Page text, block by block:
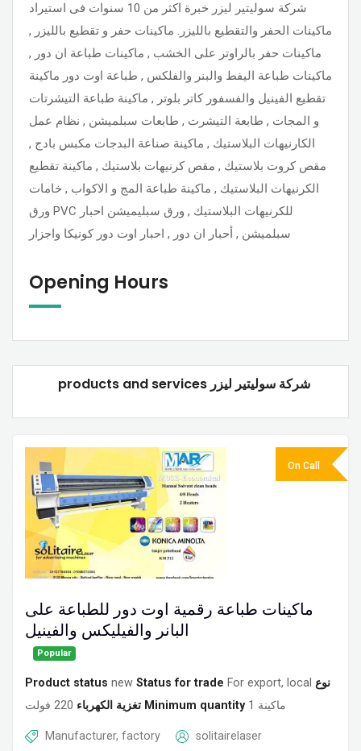
شركة سوليتير ليزر خبرة اكثر من 10 سنوات فى استيراد
ماكينات الحفر والتقطيع بالليزر. ماكينات حفر و تقطيع بالليزر ,
ماكينات حفر بالراوتر على الخشب , ماكينات طباعة ان دور ,
ماكينات طباعة اليفط والبنر والفلكس , طباعة اوت دور ماكينة
تقطيع الفينيل والفسفور كاتر بلوتر , ماكينة طباعة التيشرتات
و المجات , طابعة التيشرت , طابعات سبلميشن , نظام عمل
الكارنيهات البلاستيك , ماكينة صناعة البدجات مكبس بادج ,
مقص كروت بلاستيك , مقص كرنيهات بلاستيك , ماكينة تقطيع
الكرنيهات البلاستيك , ماكينة طباعة المج و الاكواب , خامات
ورق PVC للكرنيهات البلاستيك , ورق سبليميشن احبار
سبلميشن , أحبار ان دور , احبار اوت دور كونيكا واجزار
Opening Hours
products and services شركة سوليتير ليزر
ماكينات طباعة رقمية اوت دور للطباعة على
البانر والفيليكس والفينيل
Popular
Product status new Status for trade For export, local نوع
تغزية الكهرباء 220 فولت Minimum quantity 1 ماكينة
Manufacturer, factory
solitairelaser
On Call